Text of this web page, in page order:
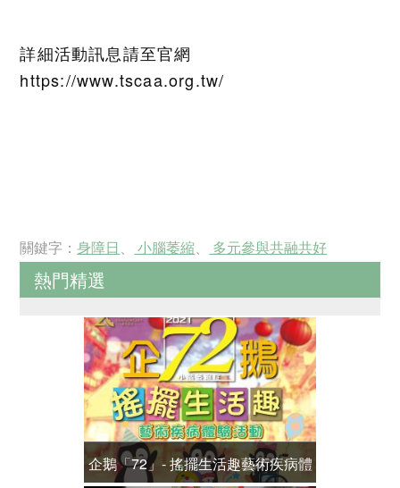
詳細活動訊息請至官網
https://www.tscaa.org.tw/
關鍵字：身障日 、 小腦萎縮、 多元參與共融共好
熱門精選
企鵝「72」- 搖擺生活趣藝術疾病體